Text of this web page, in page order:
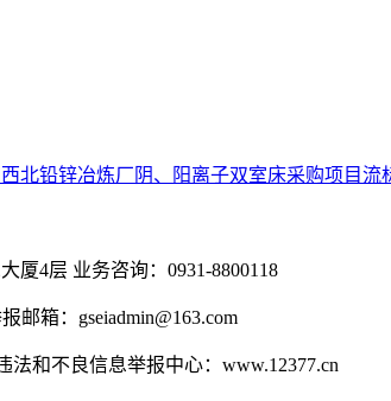
北铅锌冶炼厂阴、阳离子双室床采购项目流
厦4层 业务咨询：0931-8800118
邮箱：gseiadmin@163.com
和不良信息举报中心：www.12377.cn